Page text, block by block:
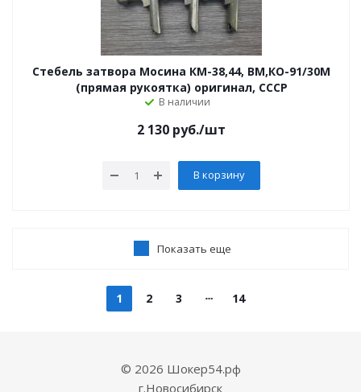
Стебель затвора Мосина КМ-38,44, ВМ,КО-91/30М
(прямая рукоятка) оригинал, СССР
В наличии
2 130 руб./шт
В корзину
Показать еще
1 2 3 14
© 2026 Шокер54.рф
г.Новосибирск